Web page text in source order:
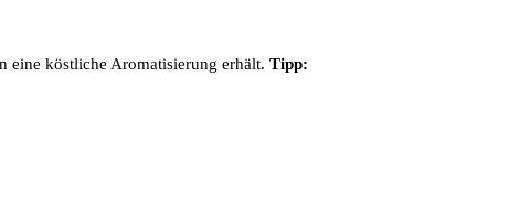
eine köstliche Aromatisierung erhält. Tipp: